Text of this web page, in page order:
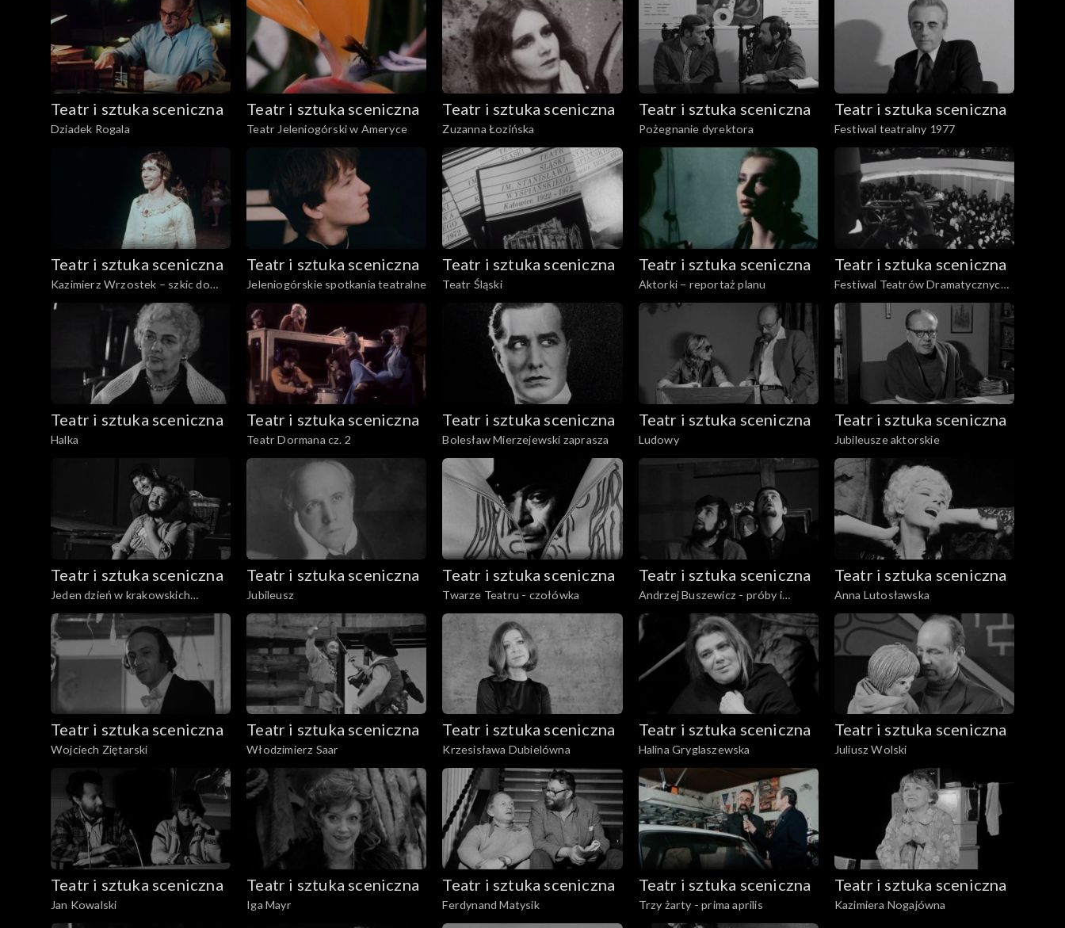
Teatr i sztuka sceniczna
Dziadek Rogala
Teatr i sztuka sceniczna
Teatr Jeleniogórski w Ameryce
Teatr i sztuka sceniczna
Zuzanna Łozińska
Teatr i sztuka sceniczna
Pożegnanie dyrektora
Teatr i sztuka sceniczna
Festiwal teatralny 1977
Teatr i sztuka sceniczna
Kazimierz Wrzostek – szkic do
portretu
Teatr i sztuka sceniczna
Jeleniogórskie spotkania teatralne
Teatr i sztuka sceniczna
Teatr Śląski
Teatr i sztuka sceniczna
Aktorki – reportaż planu
Teatr i sztuka sceniczna
Festiwal Teatrów Dramatycznych
Krajów Socjalistycznych
Teatr i sztuka sceniczna
Halka
Teatr i sztuka sceniczna
Teatr Dormana cz. 2
Teatr i sztuka sceniczna
Bolesław Mierzejewski zaprasza
Teatr i sztuka sceniczna
Ludowy
Teatr i sztuka sceniczna
Jubileusze aktorskie
Teatr i sztuka sceniczna
Jeden dzień w krakowskich
teatrach
Teatr i sztuka sceniczna
Jubileusz
Teatr i sztuka sceniczna
Twarze Teatru - czołówka
Teatr i sztuka sceniczna
Andrzej Buszewicz - próby i
fragmenty spektaklu "Dziady"
Teatr i sztuka sceniczna
Anna Lutosławska
Teatr i sztuka sceniczna
Wojciech Ziętarski
Teatr i sztuka sceniczna
Włodzimierz Saar
Teatr i sztuka sceniczna
Krzesisława Dubielówna
Teatr i sztuka sceniczna
Halina Gryglaszewska
Teatr i sztuka sceniczna
Juliusz Wolski
Teatr i sztuka sceniczna
Jan Kowalski
Teatr i sztuka sceniczna
Iga Mayr
Teatr i sztuka sceniczna
Ferdynand Matysik
Teatr i sztuka sceniczna
Trzy żarty - prima aprilis
Teatr i sztuka sceniczna
Kazimiera Nogajówna